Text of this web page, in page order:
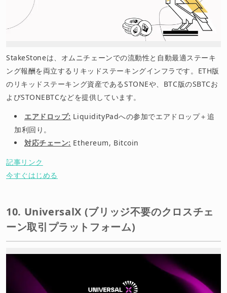
StakeStoneは、オムニチェーンでの流動性と自動最適ステーキ
ング報酬を両立するリキッドステーキングインフラです。ETH版
のリキッドステーキング資産であるSTONEや、BTC版のSBTCお
よびSTONEBTCなどを提供しています。
エアドロップ: LiquidityPadへの参加でエアドロップ＋追
加利回り。
対応チェーン: Ethereum, Bitcoin
記事リンク
今すぐはじめる
10. UniversalX (ブリッジ不要のクロスチェ
ーン取引プラットフォーム)